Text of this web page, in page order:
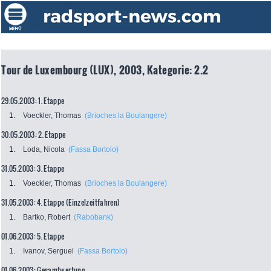
Tour de Luxembourg (LUX), 2003, Kategorie: 2.2
29.05.2003: 1. Etappe
1. Voeckler, Thomas (Brioches la Boulangere)
30.05.2003: 2. Etappe
1. Loda, Nicola (Fassa Bortolo)
31.05.2003: 3. Etappe
1. Voeckler, Thomas (Brioches la Boulangere)
31.05.2003: 4. Etappe (Einzelzeitfahren)
1. Bartko, Robert (Rabobank)
01.06.2003: 5. Etappe
1. Ivanov, Serguei (Fassa Bortolo)